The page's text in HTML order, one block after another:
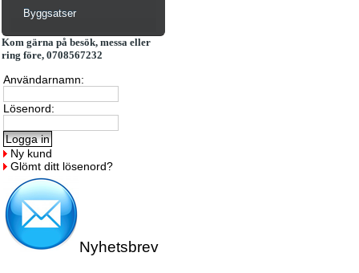
Byggsatser
Kom gärna på besök, messa eller
ring före, 0708567232
Användarnamn:
Lösenord:
Ny kund
Glömt ditt lösenord?
Nyhetsbrev